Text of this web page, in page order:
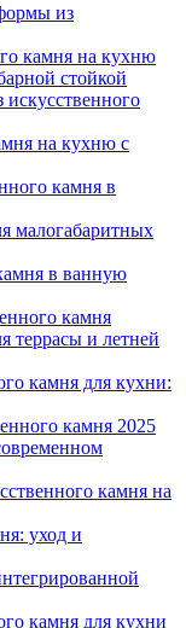
из
камня на кухню
стойкой
на кухню с
камня в
малогабаритных
в ванную
камня
террасы и летней
камня для кухни:
камня 2025
камня на
уход и
камня для кухни